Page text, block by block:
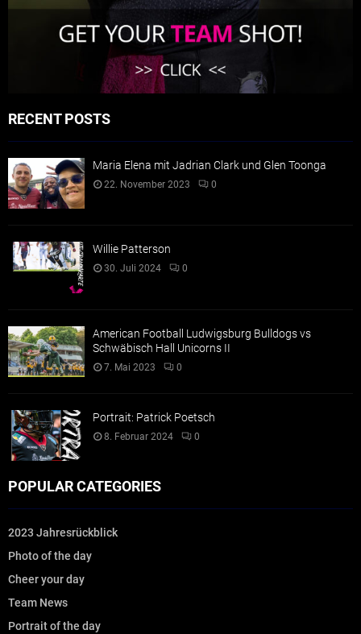
RECENT POSTS
Maria Elena mit Jadrian Clark und Glen Toonga
22. November 2023 0
Willie Patterson
30. Juli 2024 0
American Football Ludwigsburg Bulldogs vs
Schwäbisch Hall Unicorns II
7. Mai 2023 0
Portrait: Patrick Poetsch
8. Februar 2024 0
POPULAR CATEGORIES
2023 Jahresrückblick
Photo of the day
Cheer your day
Team News
Portrait of the day